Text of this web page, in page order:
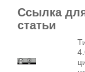
Ссылка
статьи